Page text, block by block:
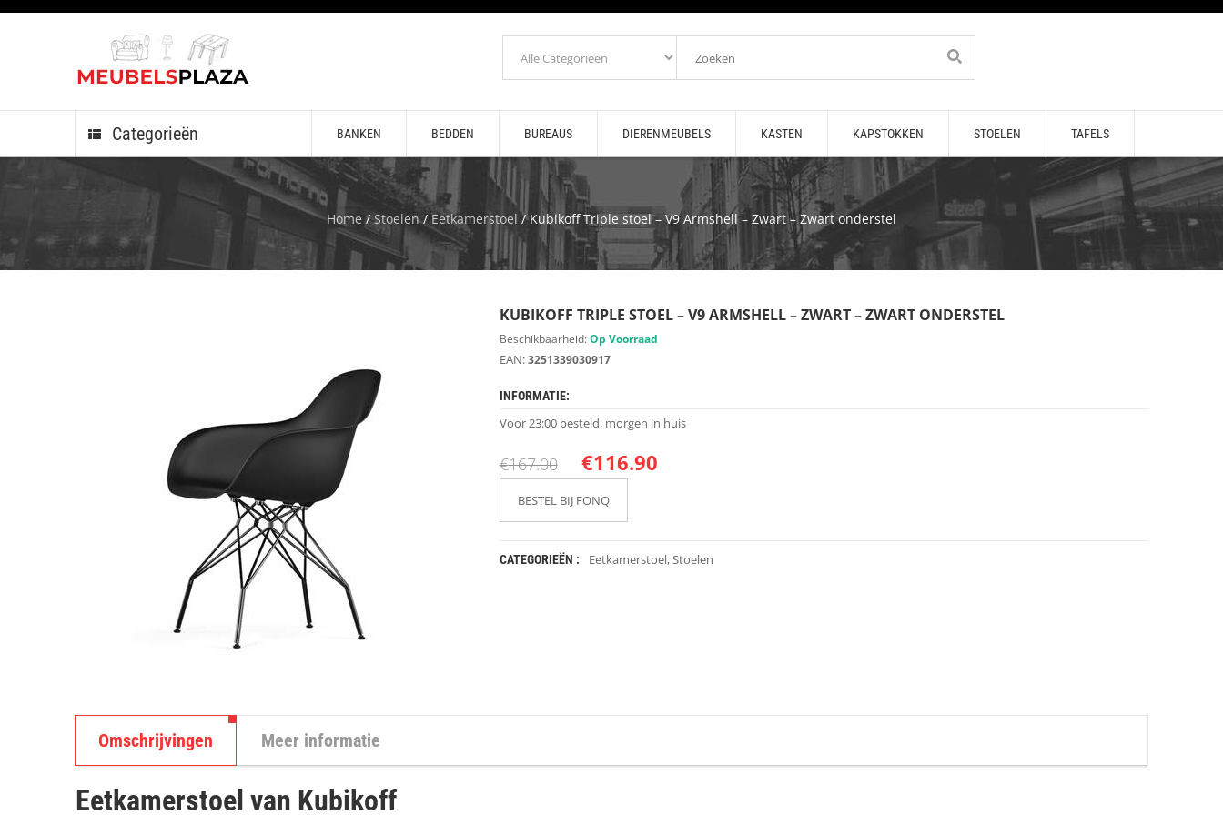
Categorieën BANKEN BEDDEN BUREAUS DIERENMEUBELS KASTEN KAPSTOKKEN STOELEN TAFELS
Home /Stoelen/ Eetkamerstoel / Kubikoff Triple stoel – V9 Armshell – Zwart – Zwart onderstel
KUBIKOFF TRIPLE STOEL – V9 ARMSHELL – ZWART – ZWART ONDERSTEL
Beschikbaarheid:Op Voorraad
EAN:3251339030917
INFORMATIE:
Voor 23:00 besteld, morgen in huis
€167.00 €116.90
BESTEL BIJ FONQ
CATEGORIEËN : Eetkamerstoel,Stoelen
Omschrijvingen Meer informatie
Eetkamerstoel van Kubikoff